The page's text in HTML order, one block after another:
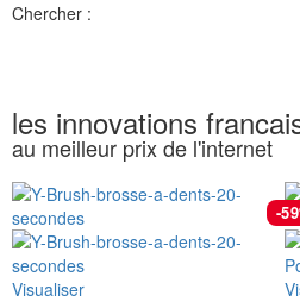
Chercher :
les innovations
au meilleur prix de l'internet
Visualiser
-